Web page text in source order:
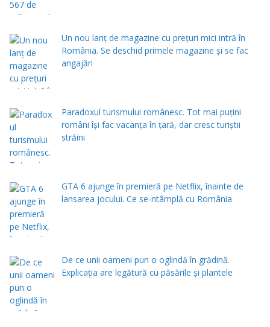
Un nou lanț de magazine cu prețuri mici intră în
România. Se deschid primele magazine și se fac
angajări
Paradoxul turismului românesc. Tot mai puțini
români își fac vacanța în țară, dar cresc turiștii
străini
GTA 6 ajunge în premieră pe Netflix, înainte de
lansarea jocului. Ce se-ntâmplă cu România
De ce unii oameni pun o oglindă în grădină.
Explicația are legătură cu păsările și plantele